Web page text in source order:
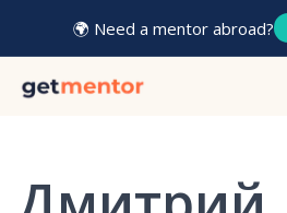
🌍 Need a mentor abroad?